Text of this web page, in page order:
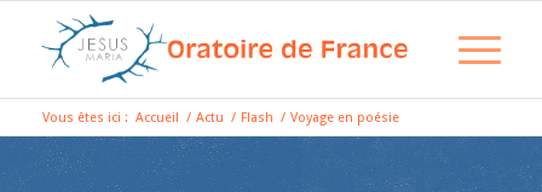
Vous êtes ici : Accueil / Actu / Flash / Voyage en poésie